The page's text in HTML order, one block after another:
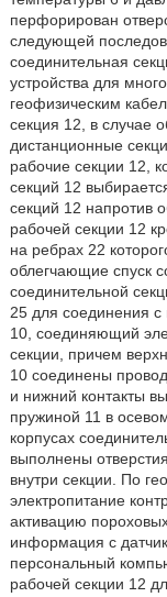
перфорирован
следующей
соединительная
устройства для
геофизическим
секция 12, в случае
дистанционные
рабочие секции 12,
секций 12
секций 12 напротив
рабочей секции 12
на ребрах 22
облегчающие спуск
соединительной
25 для соединения с
10, соединяющий
секции, причем
10 соединены
и нижний контакты
пружиной 11 в
корпусах
выполнены
внутри секции. По
электропитание
активацию
информация с
персональный
рабочей секции 12